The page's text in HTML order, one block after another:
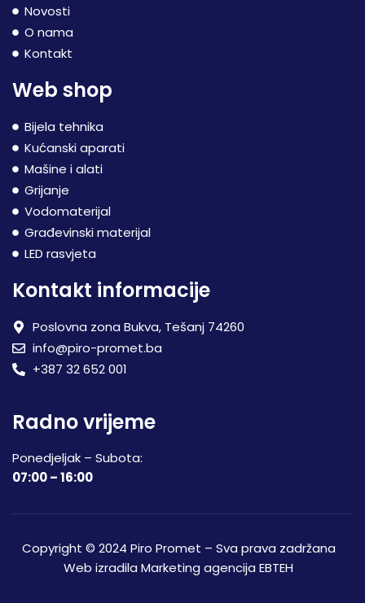
Novosti
O nama
Kontakt
Web shop
Bijela tehnika
Kućanski aparati
Mašine i alati
Grijanje
Vodomaterijal
Građevinski materijal
LED rasvjeta
Kontakt informacije
Poslovna zona Bukva, Tešanj 74260
info@piro-promet.ba
+387 32 652 001
Radno vrijeme
Ponedjeljak – Subota:
07:00 – 16:00
Copyright © 2024 Piro Promet – Sva prava zadržana
Web izradila Marketing agencija EBTEH